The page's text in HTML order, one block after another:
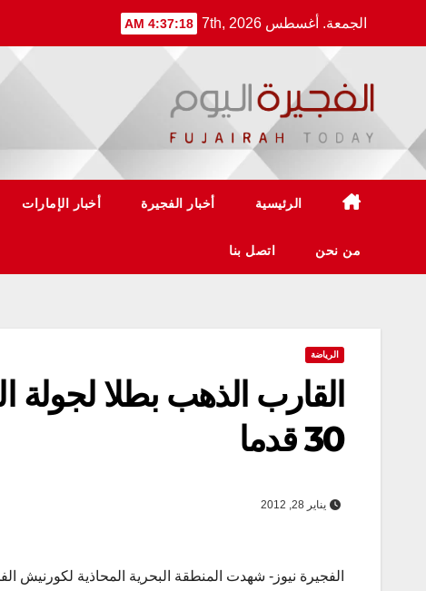
الجمعة. أغسطس 7th, 2026 4:37:18 AM
الرئيسية أخبار الفجيرة أخبار الإمارات
من نحن اتصل بنا
الرياضة
القارب الذهب بطلا لجولة
30 قدما
يناير 28, 2012
الفجيرة نيوز- شهدت المنطقة البحرية المحاذية لكورنيش